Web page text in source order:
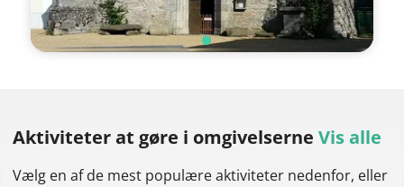
Aktiviteter at gøre i omgivelserne Vis alle
Vælg en af de mest populære aktiviteter nedenfor, eller